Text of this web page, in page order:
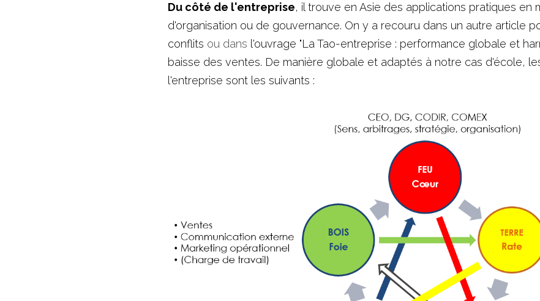
Du côté de l'entreprise, il trouve en Asie des applications pratiques en
d'organisation ou de gouvernance. On y a recouru dans un autre article
conflits ou dans l'ouvrage "La Tao-entreprise : performance globale et
baisse des ventes. De manière globale et adaptés à notre cas d'école,
l'entreprise sont les suivants :